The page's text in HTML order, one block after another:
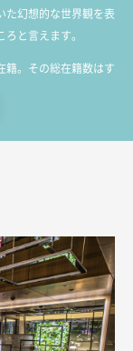
た幻想的な世界観を表
と言えます。
籍。その総在籍数はす
と呼ばれる方々とお
す。